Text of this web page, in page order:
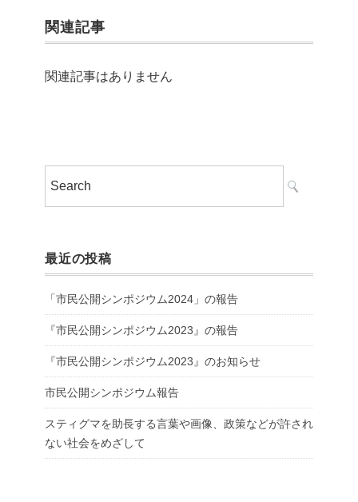
関連記事
関連記事はありません
最近の投稿
「市民公開シンポジウム2024」の報告
『市民公開シンポジウム2023』の報告
『市民公開シンポジウム2023』のお知らせ
市民公開シンポジウム報告
スティグマを助長する言葉や画像、政策などが許され
ない社会をめざして